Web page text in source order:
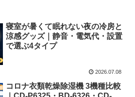
寝室が暑くて眠れない夜の冷房と
涼感グッズ｜静音・電気代・設置
で選ぶ4タイプ
2026.07.08
コロナ衣類乾燥除湿機 3機種比較